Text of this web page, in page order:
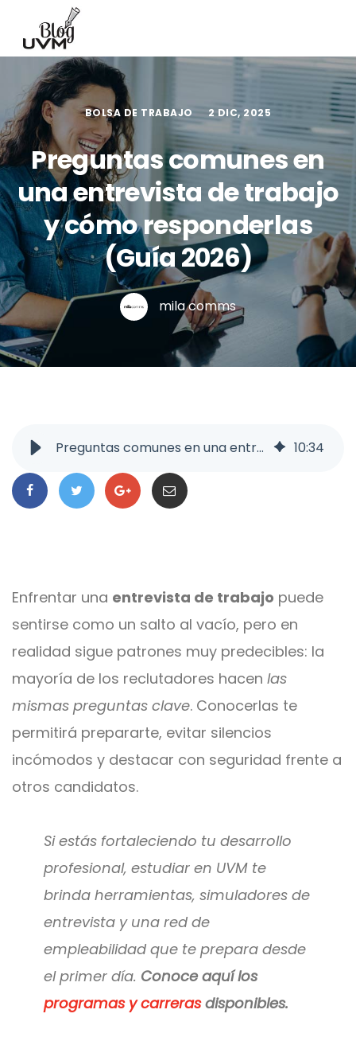
BOLSA DE TRABAJO 2 DIC, 2025
Preguntas comunes en
una entrevista de trabajo
y cómo responderlas
(Guía 2026)
mila comms
Preguntas comunes en una entrevista de trabajo y cómo responderlas 10:34
Enfrentar una entrevista de trabajo puede
sentirse como un salto al vacío, pero en
realidad sigue patrones muy predecibles: la
mayoría de los reclutadores hacen las
mismas preguntas clave. Conocerlas te
permitirá prepararte, evitar silencios
incómodos y destacar con seguridad frente a
otros candidatos.
Si estás fortaleciendo tu desarrollo
profesional, estudiar en UVM te
brinda herramientas, simuladores de
entrevista y una red de
empleabilidad que te prepara desde
el primer día. Conoce aquí los
programas y carrerasdisponibles.